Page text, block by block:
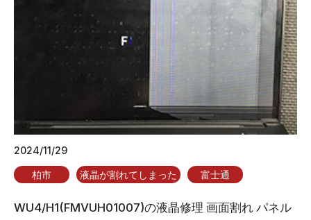
2024/11/29
柏市 液晶が割れてしまった 富士通
WU4/H1(FMVUH01007)の液晶修理 画面割れ パネル